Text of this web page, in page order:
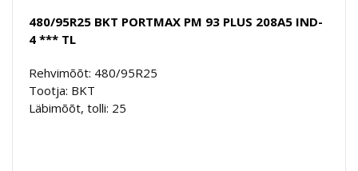
480/95R25 BKT PORTMAX PM 93 PLUS 208A5 IND-
4 *** TL
Rehvimõõt: 480/95R25
Tootja: BKT
Läbimõõt, tolli: 25